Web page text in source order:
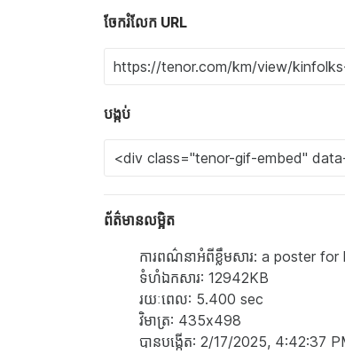
ចែករំលែក URL
បង្កប់
ព័ត៌មានលម្អិត
ការពណ៌នាអំពីខ្លឹមសារ: a poster
ទំហំ​ឯកសារ: 12942KB
រយៈពេល: 5.400 sec
វិមាត្រ: 435x498
បាន​បង្កើត: 2/17/2025, 4:42:37